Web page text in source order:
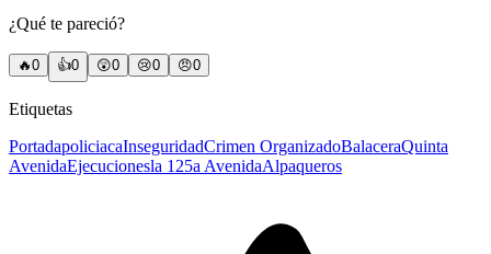
¿Qué te pareció?
🔥0 👍0 😲0 😢0 😠0
Etiquetas
PortadapoliciacaInseguridadCrimen OrganizadoBalaceraQuinta
AvenidaEjecucionesla 125a AvenidaAlpaqueros